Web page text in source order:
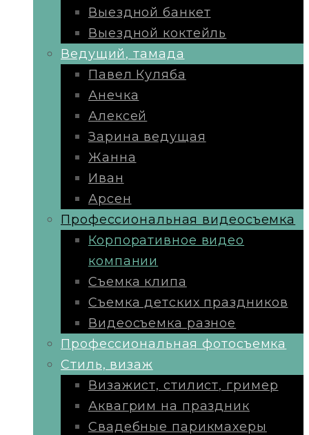
Выездной банкет
Выездной коктейль
Ведущий, тамада
Павел Куляба
Анечка
Алексей
Зарина ведущая
Жанна
Иван
Арсен
Профессиональная видеосъемка
Корпоративное видео
компании
Съемка клипа
Съемка детских праздников
Видеосъемка разное
Профессиональная фотосъемка
Стиль, визаж
Визажист, стилист, гример
Аквагрим на праздник
Свадебные парикмахеры